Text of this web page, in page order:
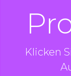
Klicken